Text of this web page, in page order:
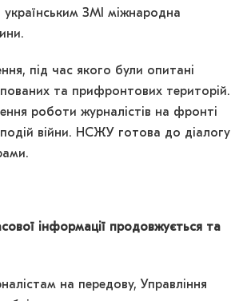
ЗМІ міжнародна
під час якого були опитані
та прифронтових територій.
роботи журналістів на фронті
війни. НСЖУ готова до діалогу
інформації продовжується та
на передову, Управління